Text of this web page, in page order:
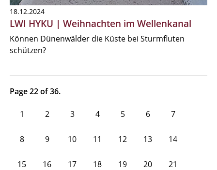
18.12.2024
LWI HYKU | Weihnachten im Wellenkanal
Können Dünenwälder die Küste bei Sturmfluten
schützen?
Page 22 of 36.
1 2 3 4 5 6 7
8 9 10 11 12 13 14
15 16 17 18 19 20 21